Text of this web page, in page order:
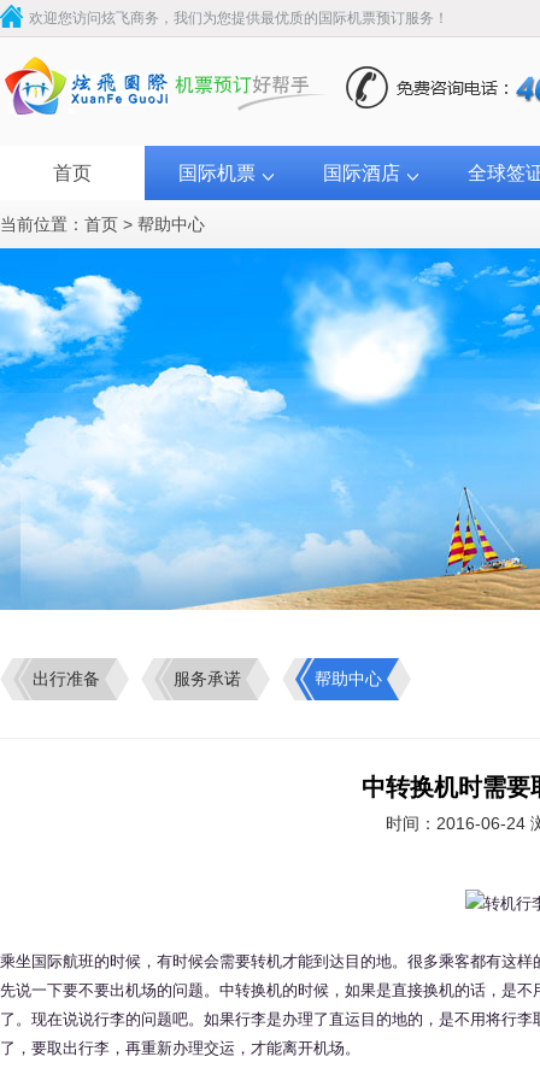
欢迎您访问炫飞商务，我们为您提供最优质的国际机票预订服务！
首页 国际机票 国际酒店 全球签
当前位置： 首页 > 帮助中心
出行准备 服务承诺 帮助中心
中转换机时需要
时间：2016-06-24
乘坐国际航班的时候，有时候会需要转机才能到达目的地。很多乘客都有这
先说一下要不要出机场的问题。中转换机的时候，如果是直接换机的话，是
了。现在说说行李的问题吧。如果行李是办理了直运目的地的，是不用将行
了，要取出行李，再重新办理交运，才能离开机场。